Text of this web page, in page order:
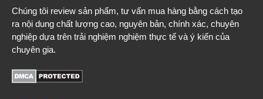
Chúng tôi review sản phẩm, tư vấn mua hàng bằng cách tạo
ra nội dung chất lượng cao, nguyên bản, chính xác, chuyên
nghiệp dựa trên trải nghiệm nghiệm thực tế và ý kiến của
chuyên gia.